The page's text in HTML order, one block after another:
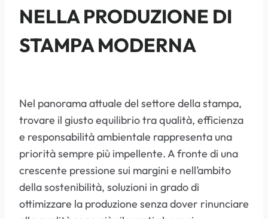
NELLA PRODUZIONE DI
STAMPA MODERNA
Nel panorama attuale del settore della stampa,
trovare il giusto equilibrio tra qualità, efficienza
e responsabilità ambientale rappresenta una
priorità sempre più impellente. A fronte di una
crescente pressione sui margini e nell’ambito
della sostenibilità, soluzioni in grado di
ottimizzare la produzione senza dover rinunciare